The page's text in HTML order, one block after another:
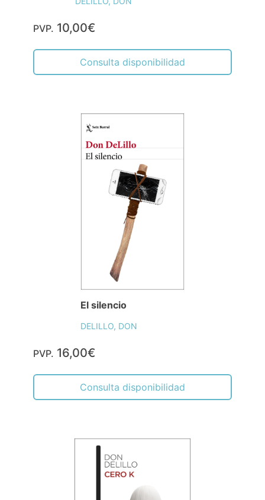
PVP. 10,00€
Consulta disponibilidad
El silencio
DELILLO, DON
PVP. 16,00€
Consulta disponibilidad